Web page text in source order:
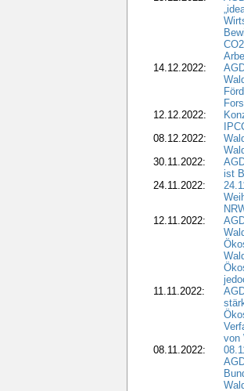
14.12.2022:
12.12.2022:
08.12.2022:
30.11.2022:
ist
24.11.2022:
12.11.2022:
11.11.2022:
von
08.11.2022: